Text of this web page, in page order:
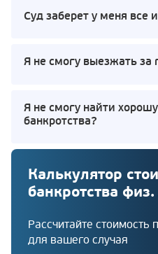
Суд заберет у меня все
Я не смогу выезжать за
Я не смогу найти
банкротства?
Калькулятор
банкротства
Рассчитайте стоимость
для вашего случая